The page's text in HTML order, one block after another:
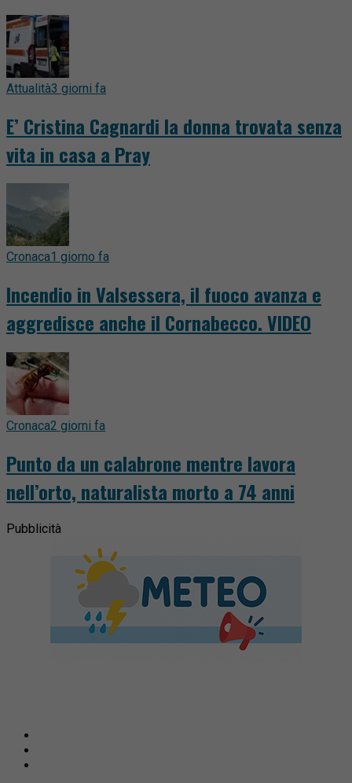
Attualità3 giorni fa
E’ Cristina Cagnardi la donna trovata senza
vita in casa a Pray
Cronaca1 giorno fa
Incendio in Valsessera, il fuoco avanza e
aggredisce anche il Cornabecco. VIDEO
Cronaca2 giorni fa
Punto da un calabrone mentre lavora
nell’orto, naturalista morto a 74 anni
Pubblicità